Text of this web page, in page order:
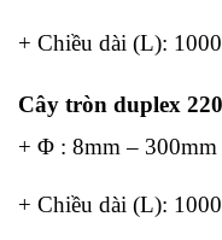
+ Chiều dài (L):
Cây tròn duplex
+ Φ : 8mm – 300mm
+ Chiều dài (L):